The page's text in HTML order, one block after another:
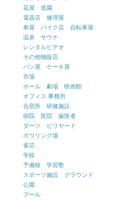
花屋 造園
電器店 修理屋
車屋 バイク店 自転車屋
温泉 サウナ
レンタルビデオ
その他物販店
パン屋 ケーキ屋
市場
ホール 劇場 映画館
オフィス 事務所
合宿所 研修施設
病院 医院 歯医者
ダーツ ビリヤード
ボウリング場
雀荘
学校
予備校 学習塾
スポーツ施設 グラウンド
公園
プール